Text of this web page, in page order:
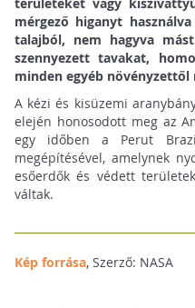
területeket vagy
mérgező higanyt
talajból, nem hagyva
szennyezett tavakat,
minden egyéb
A kézi és kisüzemi
elején honosodott meg az
egy időben a Perut
megépítésével, amelynek
esőerdők és védett
váltak.
Kép forrása, Szerző: NASA